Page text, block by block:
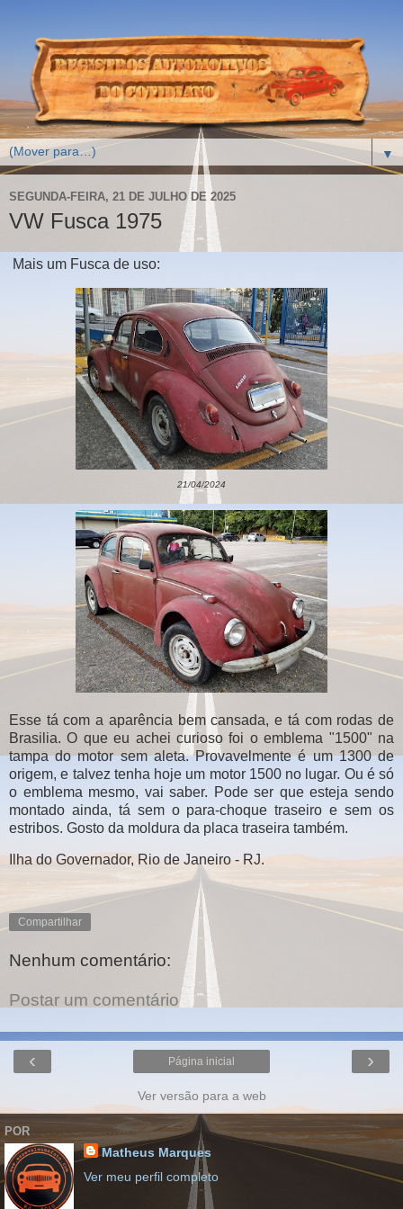
▼
SEGUNDA-FEIRA, 21 DE JULHO DE 2025
VW Fusca 1975
Mais um Fusca de uso:
21/04/2024
Esse tá com a aparência bem cansada, e tá com rodas de
Brasilia. O que eu achei curioso foi o emblema "1500" na
tampa do motor sem aleta. Provavelmente é um 1300 de
origem, e talvez tenha hoje um motor 1500 no lugar. Ou é só
o emblema mesmo, vai saber. Pode ser que esteja sendo
montado ainda, tá sem o para-choque traseiro e sem os
estribos. Gosto da moldura da placa traseira também.
Ilha do Governador, Rio de Janeiro - RJ.
Compartilhar
Nenhum comentário:
Postar um comentário
‹ ›
Página inicial
Ver versão para a web
POR
Matheus Marques
Ver meu perfil completo